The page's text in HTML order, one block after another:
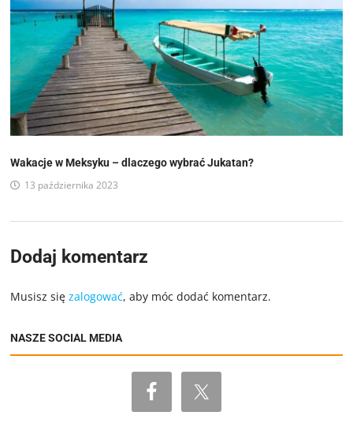
Wakacje w Meksyku – dlaczego wybrać Jukatan?
13 października 2023
Dodaj komentarz
Musisz sięzalogować, aby móc dodać komentarz.
NASZE SOCIAL MEDIA